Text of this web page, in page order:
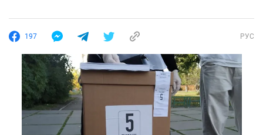
197 РУС